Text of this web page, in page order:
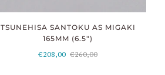
TSUNEHISA SANTOKU AS MIGAKI
165MM (6.5")
€208,00 €260,00